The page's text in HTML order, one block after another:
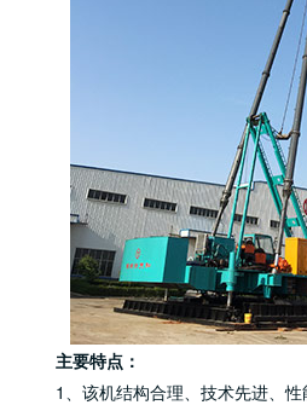
主要特点：
1、该机结构合理、技术先进、性